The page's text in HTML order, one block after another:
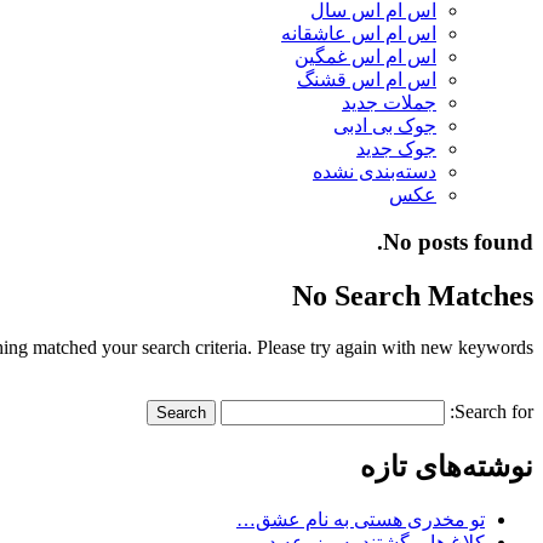
اس ام اس سال
اس ام اس عاشقانه
اس ام اس غمگین
اس ام اس قشنگ
جملات جدید
جوک بی ادبی
جوک جدید
دسته‌بندی نشده
عکس
No posts found.
No Search Matches
matched your search criteria. Please try again with new keywords.
Search for:
نوشته‌های تازه
تو مخدری هستی به نام عشق…